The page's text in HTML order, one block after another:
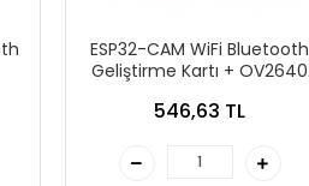
ESP32-CAM WiFi Bluetooth
Geliştirme Kartı + OV2640
546,63 TL